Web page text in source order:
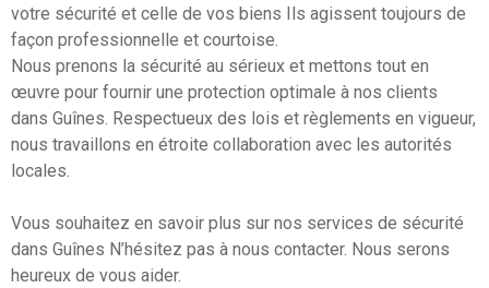
votre sécurité et celle de vos biens Ils agissent toujours de
façon professionnelle et courtoise.
Nous prenons la sécurité au sérieux et mettons tout en
œuvre pour fournir une protection optimale à nos clients
dans Guînes. Respectueux des lois et règlements en vigueur,
nous travaillons en étroite collaboration avec les autorités
locales.
Vous souhaitez en savoir plus sur nos services de sécurité
dans Guînes N’hésitez pas à nous contacter. Nous serons
heureux de vous aider.